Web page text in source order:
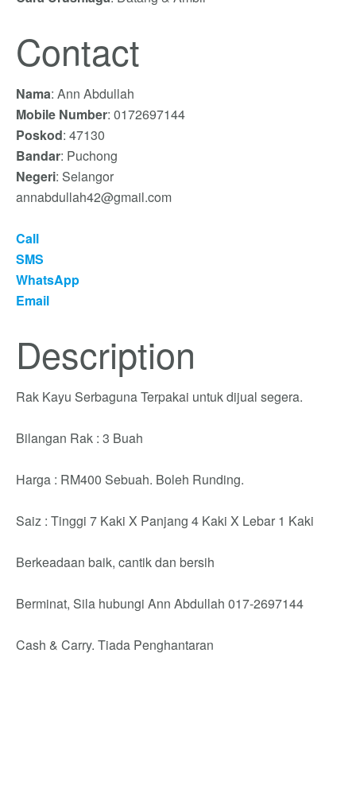
Contact
Nama: Ann Abdullah
Mobile Number: 0172697144
Poskod: 47130
Bandar: Puchong
Negeri: Selangor
annabdullah42@gmail.com
Call
SMS
WhatsApp
Email
Description
Rak Kayu Serbaguna Terpakai untuk dijual segera.
Bilangan Rak : 3 Buah
Harga : RM400 Sebuah. Boleh Runding.
Saiz : Tinggi 7 Kaki X Panjang 4 Kaki X Lebar 1 Kaki
Berkeadaan baik, cantik dan bersih
Berminat, Sila hubungi Ann Abdullah 017-2697144
Cash & Carry. Tiada Penghantaran